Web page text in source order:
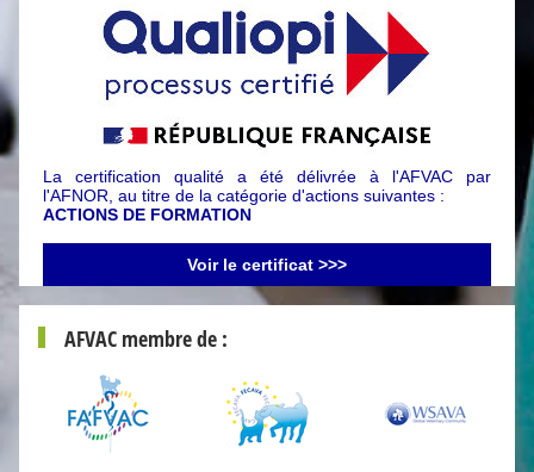
La certification qualité a été délivrée à l'AFVAC par
l'AFNOR, au titre de la catégorie d'actions suivantes :
ACTIONS DE FORMATION
Voir le certificat >>>
AFVAC membre de :